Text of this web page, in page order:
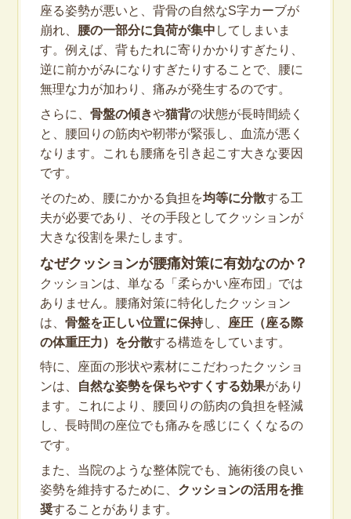
座る姿勢が悪いと、背骨の自然なS字カーブが
崩れ、 腰の一部分に負荷が集中 してしまいま
す。例えば、背もたれに寄りかかりすぎたり、
逆に前かがみになりすぎたりすることで、腰に
無理な力が加わり、痛みが発生するのです。
さらに、 骨盤の傾きや猫背の状態が長時間続く
と、腰回りの筋肉や靭帯が緊張し、血流が悪く
なります。これも腰痛を引き起こす大きな要因
です。
そのため、腰にかかる負担を均等に分散する工
夫が必要であり、その手段としてクッションが
大きな役割を果たします。
なぜクッションが腰痛対策に有効なのか？
クッションは、単なる「柔らかい座布団」では
ありません。腰痛対策に特化したクッション
は、 骨盤を正しい位置に保持し、
座圧（座る際
の体重圧力）を分散する構造をしています。
特に、座面の形状や素材にこだわったクッショ
ンは、
自然な姿勢を保ちやすくする効果があり
ます。これにより、腰回りの筋肉の負担を軽減
し、長時間の座位でも痛みを感じにくくなるの
です。
また、当院のような整体院でも、施術後の良い
姿勢を維持するために、 クッションの活用を推
奨することがあります。